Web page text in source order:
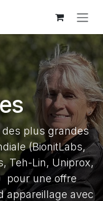
des plus grandes
(BionitLabs,
Teh-Lin, Uniprox,
pour une offre
appareillage avec